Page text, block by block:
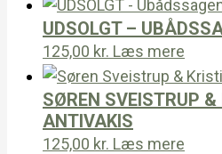
UDSOLGT –
125,00 kr. Læs mere
SØREN SVEISTRUP
ANTIVAKIS
125,00 kr. Læs mere